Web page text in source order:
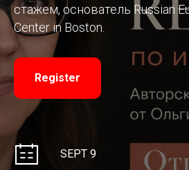
стажем, основатель Russian
Center in Boston.
Register
SEPT 9